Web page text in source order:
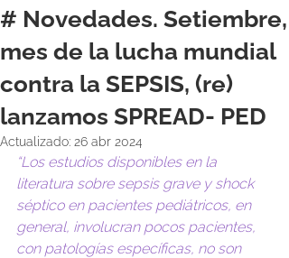
# Novedades. Setiembre,
mes de la lucha mundial
contra la SEPSIS, (re)
lanzamos SPREAD- PED
Actualizado: 26 abr 2024
“Los estudios disponibles en la
literatura sobre sepsis grave y shock
séptico en pacientes pediátricos, en
general, involucran pocos pacientes,
con patologías específicas, no son